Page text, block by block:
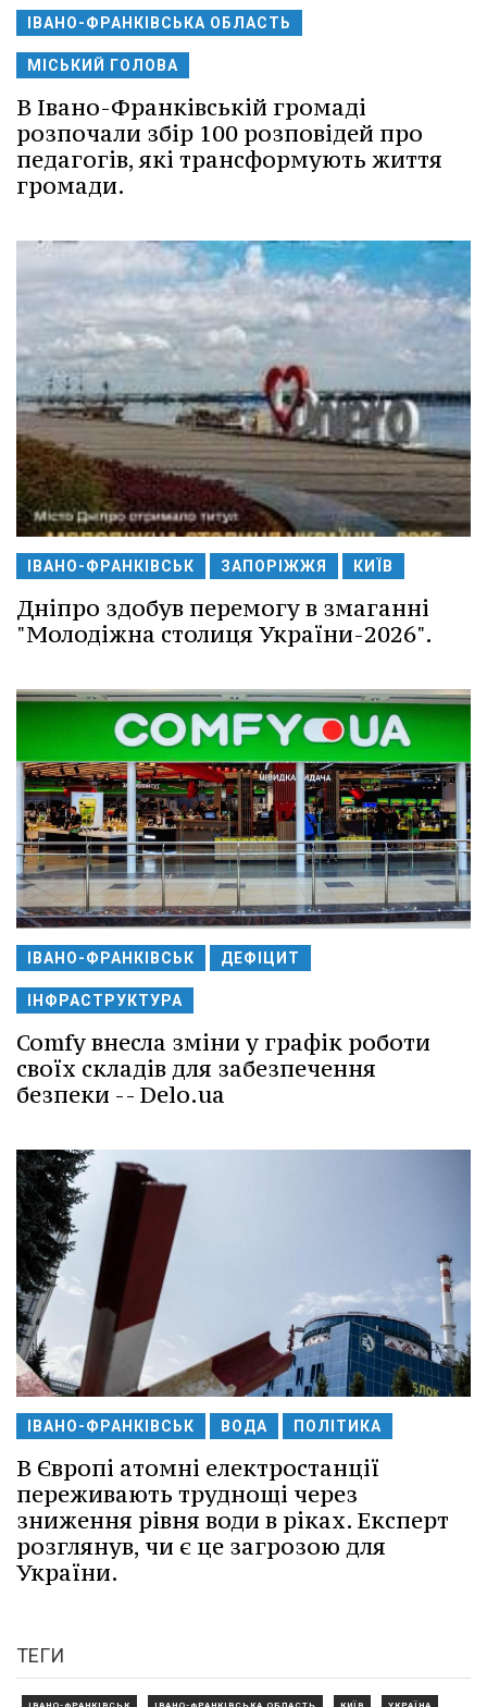
ІВАНО-ФРАНКІВСЬКА ОБЛАСТЬ
МІСЬКИЙ ГОЛОВА
В Івано-Франківській громаді
розпочали збір 100 розповідей про
педагогів, які трансформують життя
громади.
ІВАНО-ФРАНКІВСЬК ЗАПОРІЖЖЯ КИЇВ
Дніпро здобув перемогу в змаганні
"Молодіжна столиця України-2026".
ІВАНО-ФРАНКІВСЬК ДЕФІЦИТ
ІНФРАСТРУКТУРА
Comfy внесла зміни у графік роботи
своїх складів для забезпечення
безпеки -- Delo.ua
ІВАНО-ФРАНКІВСЬК ВОДА ПОЛІТИКА
В Європі атомні електростанції
переживають труднощі через
зниження рівня води в ріках. Експерт
розглянув, чи є це загрозою для
України.
ТЕГИ